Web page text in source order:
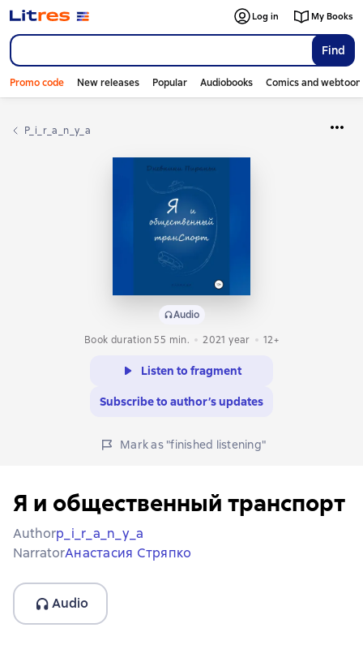
Find
Log in My Books
Promo code New releases Popular Audiobooks Comics and
p_i_r_a_n_y_a
Audio
Book duration 55 min.
2021 year 12+
Listen to fragment
Subscribe to author’s updates
Mark as "finished listening"
Я и общественный транспорт
Authorp_i_r_a_n_y_a
NarratorАнастасия Стряпко
Audio